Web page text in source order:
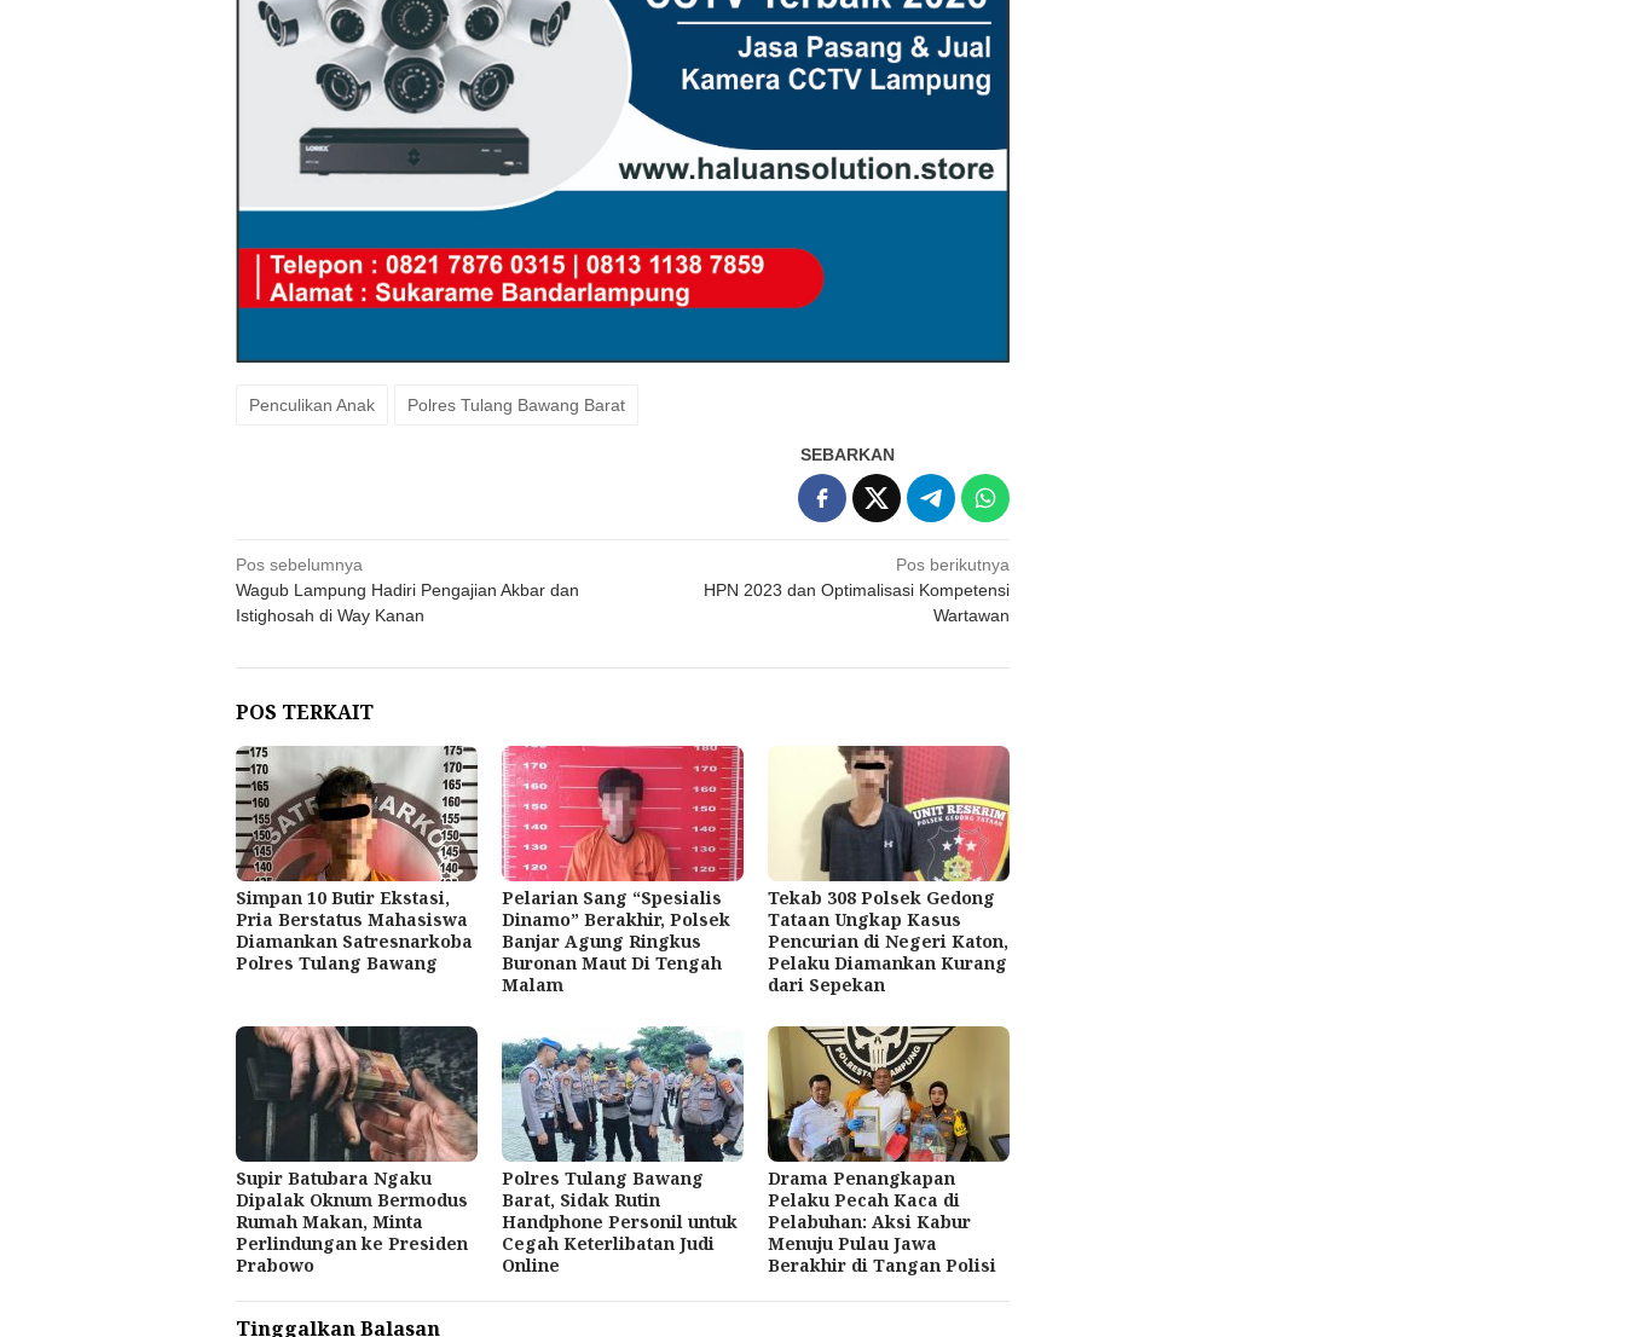
Penculikan Anak Polres Tulang Bawang Barat
SEBARKAN
Navigasi
pos
Pos sebelumnya
Wagub Lampung Hadiri Pengajian Akbar dan
Istighosah di Way Kanan
Pos berikutnya
HPN 2023 dan Optimalisasi Kompetensi
Wartawan
POS TERKAIT
Simpan 10 Butir Ekstasi,
Pria Berstatus Mahasiswa
Diamankan Satresnarkoba
Polres Tulang Bawang
Pelarian Sang “Spesialis
Dinamo” Berakhir, Polsek
Banjar Agung Ringkus
Buronan Maut Di Tengah
Malam
Tekab 308 Polsek Gedong
Tataan Ungkap Kasus
Pencurian di Negeri Katon,
Pelaku Diamankan Kurang
dari Sepekan
Supir Batubara Ngaku
Dipalak Oknum Bermodus
Rumah Makan, Minta
Perlindungan ke Presiden
Prabowo
Polres Tulang Bawang
Barat, Sidak Rutin
Handphone Personil untuk
Cegah Keterlibatan Judi
Online
Drama Penangkapan
Pelaku Pecah Kaca di
Pelabuhan: Aksi Kabur
Menuju Pulau Jawa
Berakhir di Tangan Polisi
Tinggalkan Balasan